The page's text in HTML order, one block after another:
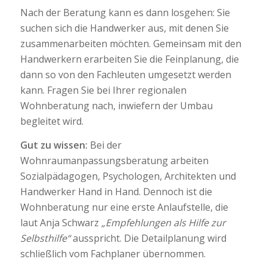
Nach der Beratung kann es dann losgehen: Sie
suchen sich die Handwerker aus, mit denen Sie
zusammenarbeiten möchten. Gemeinsam mit den
Handwerkern erarbeiten Sie die Feinplanung, die
dann so von den Fachleuten umgesetzt werden
kann. Fragen Sie bei Ihrer regionalen
Wohnberatung nach, inwiefern der Umbau
begleitet wird.
Gut zu wissen: Bei der
Wohnraumanpassungsberatung arbeiten
Sozialpädagogen, Psychologen, Architekten und
Handwerker Hand in Hand. Dennoch ist die
Wohnberatung nur eine erste Anlaufstelle, die
laut Anja Schwarz „Empfehlungen als Hilfe zur
Selbsthilfe“ausspricht. Die Detailplanung wird
schließlich vom Fachplaner übernommen.